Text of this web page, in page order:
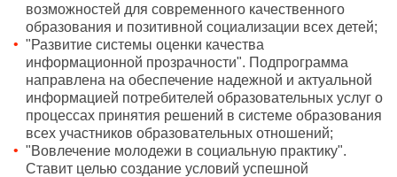
возможностей для современного качественного
образования и позитивной социализации всех детей;
"Развитие системы оценки качества
информационной прозрачности". Подпрограмма
направлена на обеспечение надежной и актуальной
информацией потребителей образовательных услуг о
процессах принятия решений в системе образования
всех участников образовательных отношений;
"Вовлечение молодежи в социальную практику".
Ставит целью создание условий успешной